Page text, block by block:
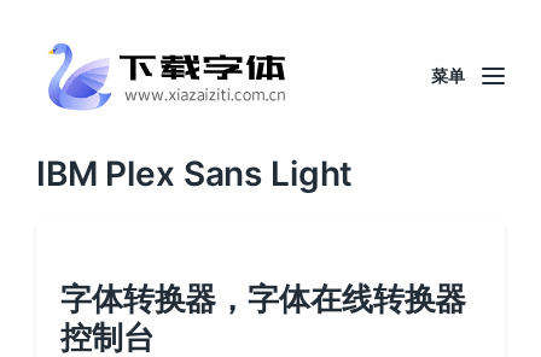
菜单
IBM Plex Sans Light
字体转换器，字体在线转换器
控制台